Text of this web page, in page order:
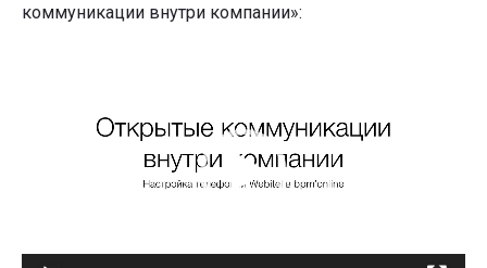
коммуникации внутри компании»: